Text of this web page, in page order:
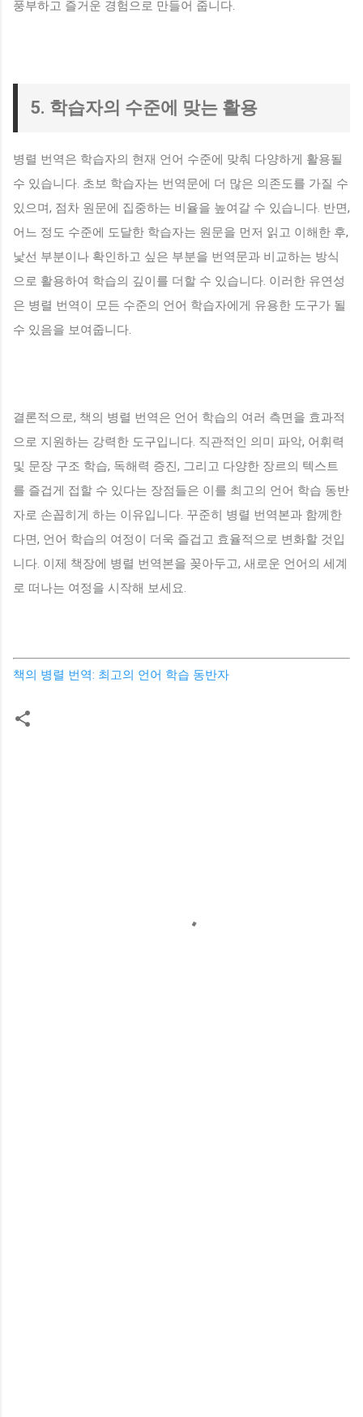
풍부하고 즐거운 경험으로 만들어 줍니다.
5. 학습자의 수준에 맞는 활용
병렬 번역은 학습자의 현재 언어 수준에 맞춰 다양하게 활용될
수 있습니다. 초보 학습자는 번역문에 더 많은 의존도를 가질 수
있으며, 점차 원문에 집중하는 비율을 높여갈 수 있습니다. 반면,
어느 정도 수준에 도달한 학습자는 원문을 먼저 읽고 이해한 후,
낯선 부분이나 확인하고 싶은 부분을 번역문과 비교하는 방식
으로 활용하여 학습의 깊이를 더할 수 있습니다. 이러한 유연성
은 병렬 번역이 모든 수준의 언어 학습자에게 유용한 도구가 될
수 있음을 보여줍니다.
결론적으로, 책의 병렬 번역은 언어 학습의 여러 측면을 효과적
으로 지원하는 강력한 도구입니다. 직관적인 의미 파악, 어휘력
및 문장 구조 학습, 독해력 증진, 그리고 다양한 장르의 텍스트
를 즐겁게 접할 수 있다는 장점들은 이를 최고의 언어 학습 동반
자로 손꼽히게 하는 이유입니다. 꾸준히 병렬 번역본과 함께한
다면, 언어 학습의 여정이 더욱 즐겁고 효율적으로 변화할 것입
니다. 이제 책장에 병렬 번역본을 꽂아두고, 새로운 언어의 세계
로 떠나는 여정을 시작해 보세요.
책의 병렬 번역: 최고의 언어 학습 동반자